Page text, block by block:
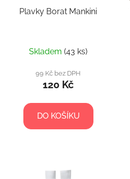
Plavky Borat Mankini
Skladem (43 ks)
99 Kč bez DPH
120 Kč
DO KOŠÍKU